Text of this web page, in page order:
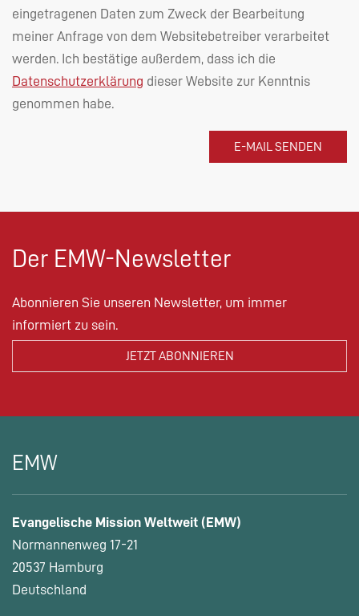
eingetragenen Daten zum Zweck der Bearbeitung
meiner Anfrage von dem Websitebetreiber verarbeitet
werden. Ich bestätige außerdem, dass ich die
Datenschutzerklärung dieser Website zur Kenntnis
genommen habe.
Der EMW-Newsletter
Abonnieren Sie unseren Newsletter, um immer
informiert zu sein.
EMW
Evangelische Mission Weltweit (EMW)
Normannenweg 17-21
20537 Hamburg
Deutschland